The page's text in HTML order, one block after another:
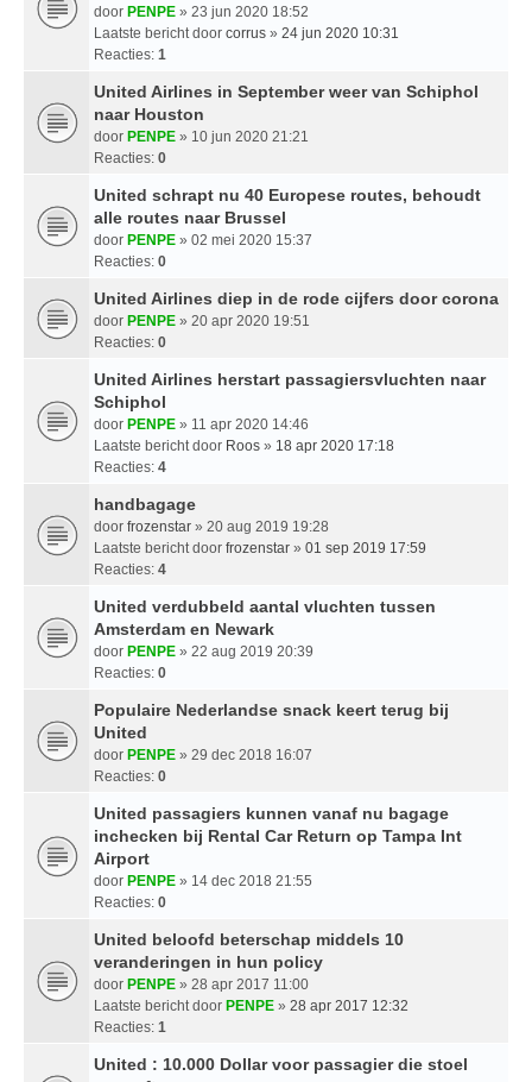
door PENPE » 23 jun 2020 18:52
Laatste bericht door corrus » 24 jun 2020 10:31
Reacties: 1
United Airlines in September weer van Schiphol
naar Houston
door PENPE » 10 jun 2020 21:21
Reacties: 0
United schrapt nu 40 Europese routes, behoudt
alle routes naar Brussel
door PENPE » 02 mei 2020 15:37
Reacties: 0
United Airlines diep in de rode cijfers door corona
door PENPE » 20 apr 2020 19:51
Reacties: 0
United Airlines herstart passagiersvluchten naar
Schiphol
door PENPE » 11 apr 2020 14:46
Laatste bericht door Roos » 18 apr 2020 17:18
Reacties: 4
handbagage
door frozenstar » 20 aug 2019 19:28
Laatste bericht door frozenstar » 01 sep 2019 17:59
Reacties: 4
United verdubbeld aantal vluchten tussen
Amsterdam en Newark
door PENPE » 22 aug 2019 20:39
Reacties: 0
Populaire Nederlandse snack keert terug bij
United
door PENPE » 29 dec 2018 16:07
Reacties: 0
United passagiers kunnen vanaf nu bagage
inchecken bij Rental Car Return op Tampa Int
Airport
door PENPE » 14 dec 2018 21:55
Reacties: 0
United beloofd beterschap middels 10
veranderingen in hun policy
door PENPE » 28 apr 2017 11:00
Laatste bericht door PENPE » 28 apr 2017 12:32
Reacties: 1
United : 10.000 Dollar voor passagier die stoel